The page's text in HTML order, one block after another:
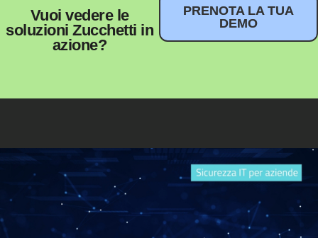
Vuoi vedere le
soluzioni Zucchetti in
azione?
PRENOTA LA TUA
DEMO